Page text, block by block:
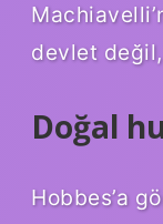
devlet
Doğal
Hobbes’a